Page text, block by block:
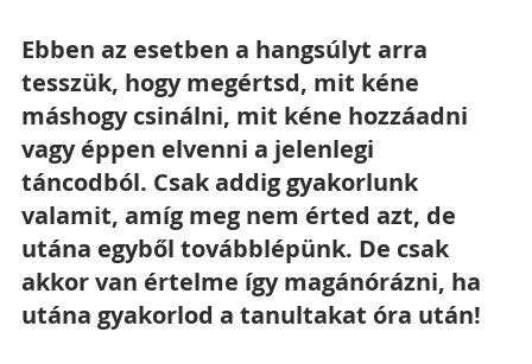
Ebben az esetben a hangsúlyt arra
tesszük, hogy megértsd, mit kéne
máshogy csinálni, mit kéne hozzáadni
vagy éppen elvenni a jelenlegi
táncodból. Csak addig gyakorlunk
valamit, amíg meg nem érted azt, de
utána egyből továbblépünk. De csak
akkor van értelme így magánórázni, ha
utána gyakorlod a tanultakat óra után!